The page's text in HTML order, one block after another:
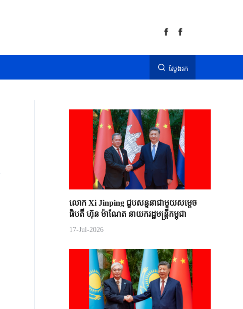
ស្វែងរក
លោក Xi Jinping ជួបសន្ទនាជាមួយសម្តេច
ធិបតី ហ៊ុន ម៉ាណែត នាយករដ្ឋមន្ត្រីកម្ពុជា
17-Jul-2026